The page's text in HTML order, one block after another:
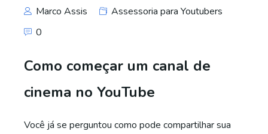
Marco Assis
Assessoria para Youtubers
0
Como começar um canal de
cinema no YouTube
Você já se perguntou como pode compartilhar sua